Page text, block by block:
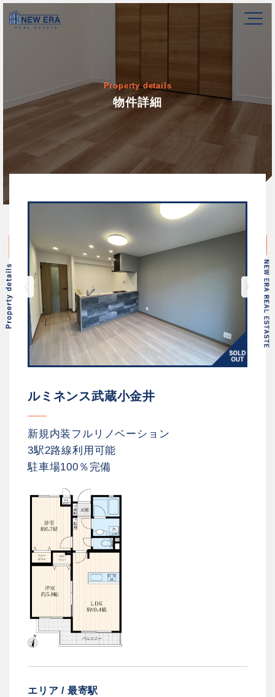
Property details
物件詳細
ルミネンス武蔵小金井
新規内装フルリノベーション
3駅2路線利用可能
駐車場100％完備
エリア / 最寄駅